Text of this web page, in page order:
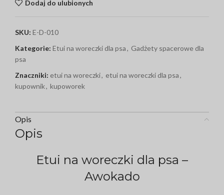
Dodaj do ulubionych
SKU: E-D-010
Kategorie: Etui na woreczki dla psa, Gadżety spacerowe dla
psa
Znaczniki: etui na woreczki, etui na woreczki dla psa,
kupownik, kupoworek
Opis
Opis
Etui na woreczki dla psa –
Awokado